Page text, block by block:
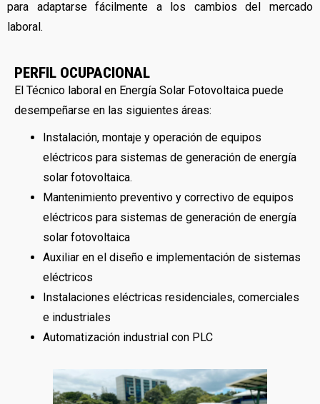
para adaptarse fácilmente a los cambios del mercado
laboral.
PERFIL OCUPACIONAL
El Técnico laboral en Energía Solar Fotovoltaica puede
desempeñarse en las siguientes áreas:
Instalación, montaje y operación de equipos
eléctricos para sistemas de generación de energía
solar fotovoltaica.
Mantenimiento preventivo y correctivo de equipos
eléctricos para sistemas de generación de energía
solar fotovoltaica
Auxiliar en el diseño e implementación de sistemas
eléctricos
Instalaciones eléctricas residenciales, comerciales
e industriales
Automatización industrial con PLC